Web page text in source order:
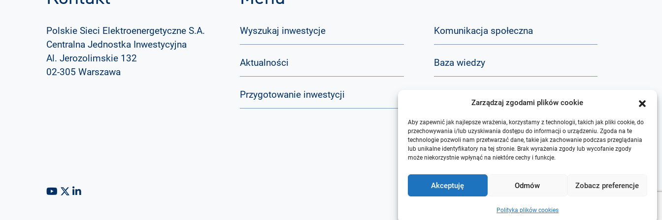
Zarządzaj zgodami plików cookie
Aby zapewnić jak najlepsze wrażenia, korzystamy z technologii, takich jak pliki cookie, do
przechowywania i/lub uzyskiwania dostępu do informacji o urządzeniu. Zgoda na te
technologie pozwoli nam przetwarzać dane, takie jak zachowanie podczas przeglądania
lub unikalne identyfikatory na tej stronie. Brak wyrażenia zgody lub wycofanie zgody
może niekorzystnie wpłynąć na niektóre cechy i funkcje.
Akceptuję Odmów Zobacz preferencje
Polityka plików cookies
Polskie Sieci Elektroenergetyczne S.A.
Centralna Jednostka Inwestycyjna
Al. Jerozolimskie 132
02-305 Warszawa
Wyszukaj inwestycje
Aktualności
Przygotowanie inwestycji
Komunikacja społeczna
Baza wiedzy
O nas